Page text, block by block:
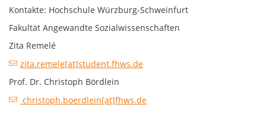
Kontakte: Hochschule Würzburg-Schweinfurt
Fakultät Angewandte Sozialwissenschaften
Zita Remelé
zita.remele[at]student.fhws.de
Prof. Dr. Christoph Bördlein
christoph.boerdlein[at]fhws.de